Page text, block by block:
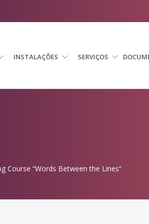
INSTALAÇÕES SERVIÇOS
Course “Words Between the Lines”